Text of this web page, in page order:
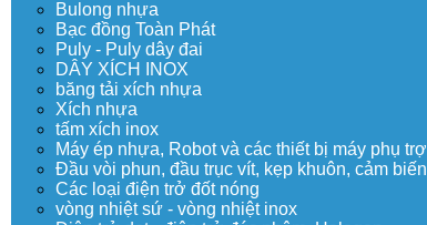
Bulong nhựa
Bạc đồng Toàn Phát
Puly - Puly dây đai
DÂY XÍCH INOX
băng tải xích nhựa
Xích nhựa
tấm xích inox
Máy ép nhựa, Robot và các thiết bị máy phụ trợ
Đầu vòi phun, đầu trục vít, kẹp khuôn, cảm biến
Các loại điện trở đốt nóng
vòng nhiệt sứ - vòng nhiệt inox